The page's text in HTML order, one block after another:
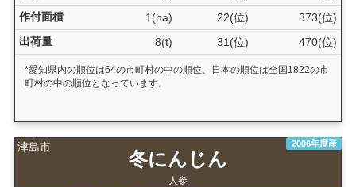
作付面積
1(ha) 22(位)
373(位)
出荷量
8(t) 31(位) 470(位)
*愛知県内の順位は64の市町村の中の順位、日本の順位は全国1822の市
町村の中の順位となっています。
津島市 2006年度産
冬にんじん
人参